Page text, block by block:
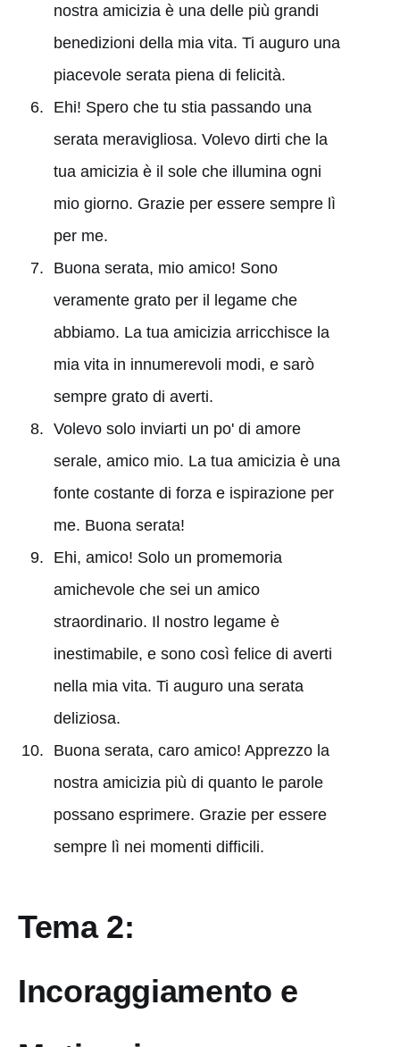
nostra amicizia è una delle più grandi
benedizioni della mia vita. Ti auguro una
piacevole serata piena di felicità.
Ehi! Spero che tu stia passando una
serata meravigliosa. Volevo dirti che la
tua amicizia è il sole che illumina ogni
mio giorno. Grazie per essere sempre lì
per me.
Buona serata, mio amico! Sono
veramente grato per il legame che
abbiamo. La tua amicizia arricchisce la
mia vita in innumerevoli modi, e sarò
sempre grato di averti.
Volevo solo inviarti un po' di amore
serale, amico mio. La tua amicizia è una
fonte costante di forza e ispirazione per
me. Buona serata!
Ehi, amico! Solo un promemoria
amichevole che sei un amico
straordinario. Il nostro legame è
inestimabile, e sono così felice di averti
nella mia vita. Ti auguro una serata
deliziosa.
Buona serata, caro amico! Apprezzo la
nostra amicizia più di quanto le parole
possano esprimere. Grazie per essere
sempre lì nei momenti difficili.
Tema 2:
Incoraggiamento e